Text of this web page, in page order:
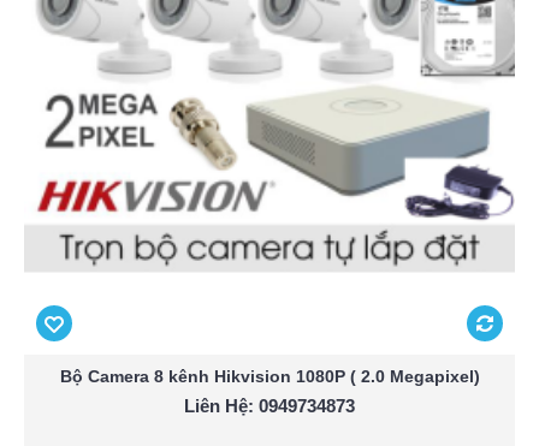
Bộ Camera 8 kênh Hikvision 1080P ( 2.0 Megapixel)
Liên Hệ: 0949734873